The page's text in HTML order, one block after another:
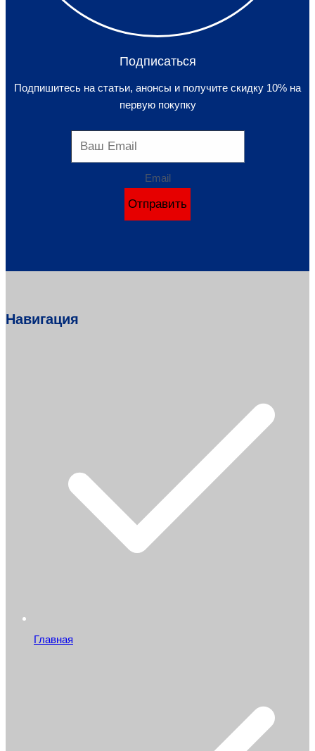
Подписаться
Подпишитесь на статьи, анонсы и получите скидку 10% на
первую покупку
Email
Отправить
Навигация
Главная